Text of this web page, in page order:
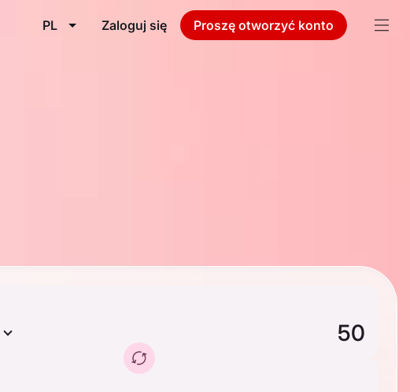
PL Zaloguj się Proszę otworzyć konto